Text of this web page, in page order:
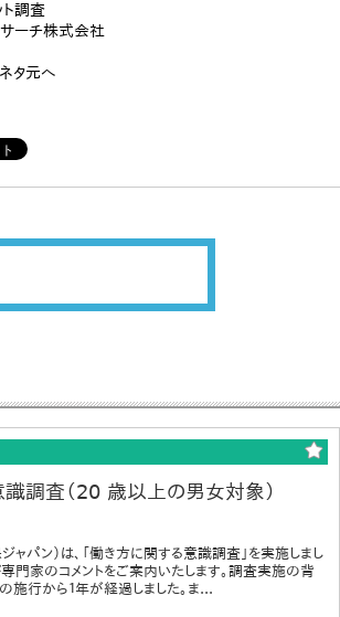
ト調査
ーチ株式会社
タ元へ
調査（20 歳以上の男女対象）
ャパン）は、「働き方に関する意識調査」を実施しまし
門家のコメントをご案内いたします。調査実施の背
行から１年が経過しました。ま...